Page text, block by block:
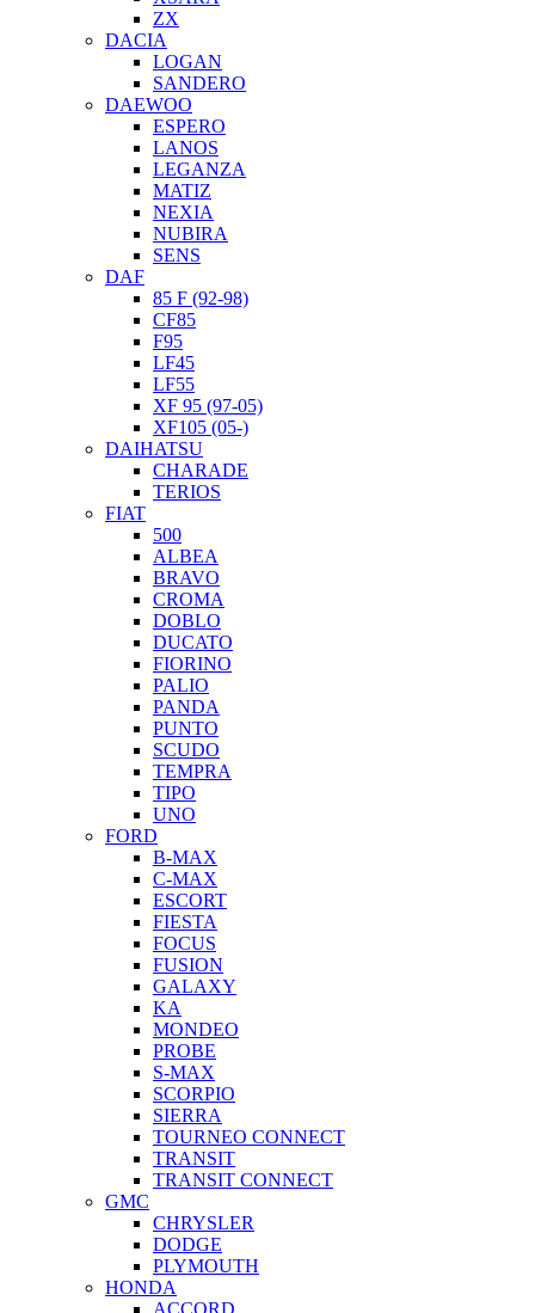
ZX
DACIA
LOGAN
SANDERO
DAEWOO
ESPERO
LANOS
LEGANZA
MATIZ
NEXIA
NUBIRA
SENS
DAF
85 F (92-98)
CF85
F95
LF45
LF55
XF 95 (97-05)
XF105 (05-)
DAIHATSU
CHARADE
TERIOS
FIAT
500
ALBEA
BRAVO
CROMA
DOBLO
DUCATO
FIORINO
PALIO
PANDA
PUNTO
SCUDO
TEMPRA
TIPO
UNO
FORD
B-MAX
C-MAX
ESCORT
FIESTA
FOCUS
FUSION
GALAXY
KA
MONDEO
PROBE
S-MAX
SCORPIO
SIERRA
TOURNEO CONNECT
TRANSIT
TRANSIT CONNECT
GMC
CHRYSLER
DODGE
PLYMOUTH
HONDA
ACCORD